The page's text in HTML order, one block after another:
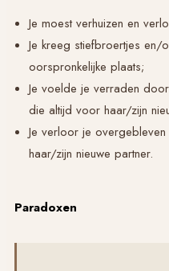
Je moest verhuizen en
Je kreeg stiefbroertjes en/
oorspronkelijke plaats;
Je voelde je verraden
die altijd voor haar/zijn
Je verloor je
haar/zijn nieuwe partner.
Paradoxen